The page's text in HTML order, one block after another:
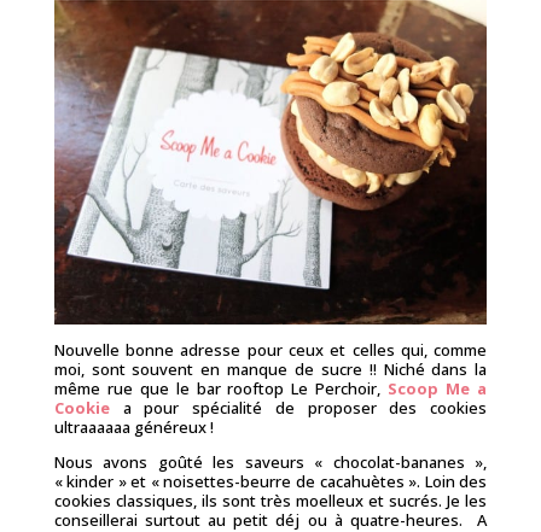
Nouvelle bonne adresse pour ceux et celles qui, comme
moi, sont souvent en manque de sucre !! Niché dans la
même rue que le bar rooftop Le Perchoir, Scoop Me a
Cookiea pour spécialité de proposer des cookies
ultraaaaaa généreux !
Nous avons goûté les saveurs « chocolat-bananes »,
« kinder » et « noisettes-beurre de cacahuètes ». Loin des
cookies classiques, ils sont très moelleux et sucrés. Je les
conseillerai surtout au petit déj ou à quatre-heures. A